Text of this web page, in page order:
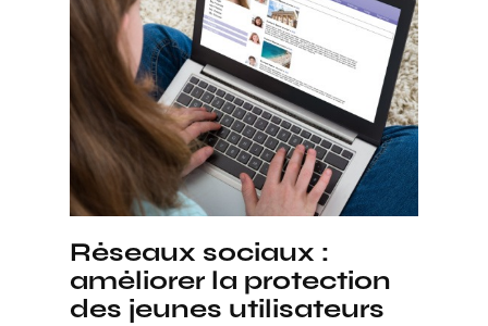
Réseaux sociaux :
améliorer la protection
des jeunes utilisateurs